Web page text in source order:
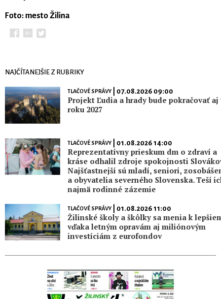
Foto: mesto Žilina
NAJČÍTANEJŠIE Z RUBRIKY
TLAČOVÉ SPRÁVY| 07.08.2026 09:00
Projekt Ľudia a hrady bude pokračovať aj
roku 2027
TLAČOVÉ SPRÁVY| 01.08.2026 14:00
Reprezentatívny prieskum dm o zdraví a
kráse odhalil zdroje spokojnosti
Najšťastnejší sú mladí, seniori,
a obyvatelia severného Slovenska. Teší
najmä rodinné zázemie
TLAČOVÉ SPRÁVY| 01.08.2026 11:00
Žilinské školy a škôlky sa menia k
vďaka letným opravám aj miliónovým
investíciám z eurofondov